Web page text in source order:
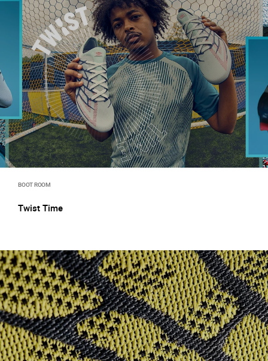
BOOT ROOM
Twist Time